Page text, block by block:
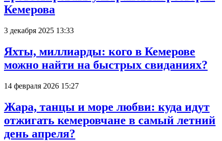
Кемерова
3 декабря 2025 13:33
Яхты, миллиарды: кого в Кемерове
можно найти на быстрых свиданиях?
14 февраля 2026 15:27
Жара, танцы и море любви: куда идут
отжигать кемеровчане в самый летний
день апреля?